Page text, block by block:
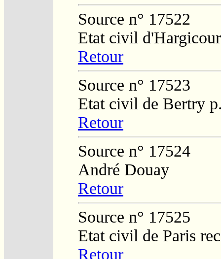
Source n° 17522
Etat civil
Retour
Source n° 17523
Etat civil de Bertry
Retour
Source n° 17524
André Douay
Retour
Source n° 17525
Etat civil de Paris
Retour